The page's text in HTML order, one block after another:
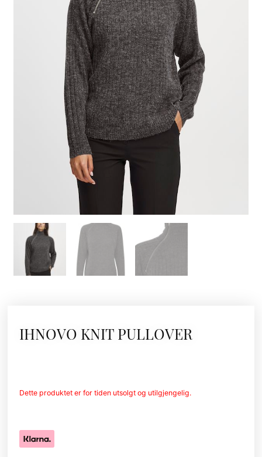
IHNOVO KNIT PULLOVER
Dette produktet er for tiden utsolgt og utilgjengelig.